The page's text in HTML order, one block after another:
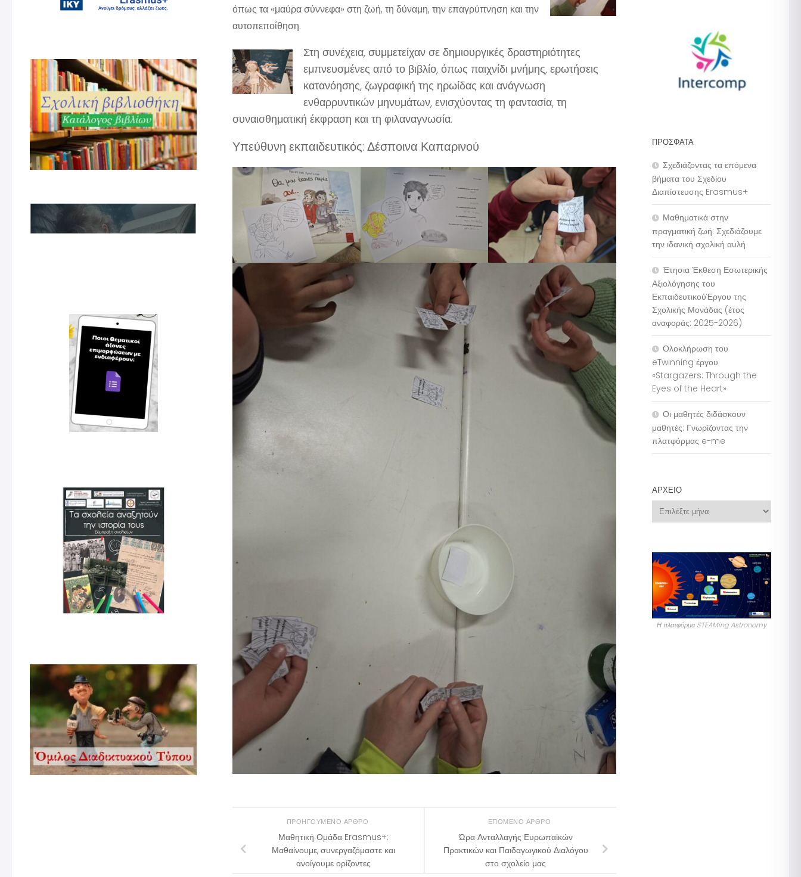
όπως τα «μαύρα σύννεφα» στη ζωή, τη δύναμη, την επαγρύπνηση και την
αυτοπεποίθηση.
Στη συνέχεια, συμμετείχαν σε δημιουργικές δραστηριότητες
εμπνευσμένες από το βιβλίο, όπως παιχνίδι μνήμης, ερωτήσεις
κατανόησης, ζωγραφική της ηρωίδας και ανάγνωση
ενθαρρυντικών μηνυμάτων, ενισχύοντας τη φαντασία, τη
συναισθηματική έκφραση και τη φιλαναγνωσία.
Υπεύθυνη εκπαιδευτικός: Δέσποινα Καπαρινού
ΕΠΌΜΕΝΟ ΆΡΘΡΟ
Ώρα Ανταλλαγής Ευρωπαϊκών
Πρακτικών και Παιδαγωγικού Διαλόγου
στο σχολείο μας
ΠΡΟΗΓΟΎΜΕΝΟ ΆΡΘΡΟ
Μαθητική Ομάδα Erasmus+:
Μαθαίνουμε, συνεργαζόμαστε και
ανοίγουμε ορίζοντες
ΠΡΌΣΦΑΤΑ
Σχεδιάζοντας τα επόμενα
βήματα του Σχεδίου
Διαπίστευσης Erasmus+
Μαθηματικά στην
πραγματική ζωή: Σχεδιάζουμε
την ιδανική σχολική αυλή
Έτησια Έκθεση Εσωτερικής
Αξιολόγησης του
ΕκπαιδευτικούΈργου της
Σχολικής Μονάδας (έτος
αναφοράς: 2025-2026)
Ολοκλήρωση του
eTwinning έργου
«Stargazers: Through the
Eyes of the Heart»
Οι μαθητές διδάσκουν
μαθητές: Γνωρίζοντας την
πλατφόρμας e-me
ΑΡΧΕΊΟ
Αρχείο
Η πλατφόρμα STEAMing Astronomy